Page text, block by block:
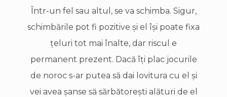
Într-un fel sau altul, se va schimba. Sigur,
schimbările pot fi pozitive şi el îşi poate fixa
ţeluri tot mai înalte, dar riscul e
permanent prezent. Dacă îţi plac jocurile
de noroc s-ar putea să dai lovitura cu el şi
vei avea şanse să sărbătoreşti alături de el